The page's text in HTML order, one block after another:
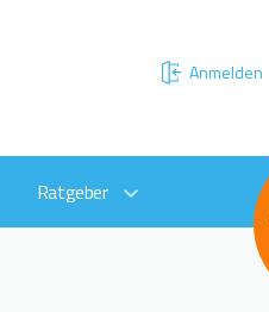
Anmelden
Ratgeber